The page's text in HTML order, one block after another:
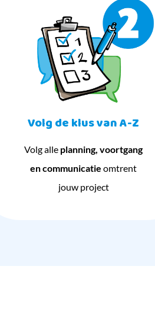
Volg de klus van A-Z
Volg alle planning, voortgang
en communicatieomtrent
jouw project